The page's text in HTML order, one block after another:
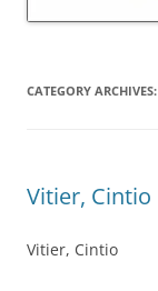
CATEGORY ARCHIVES:
Vitier, Cintio
Vitier, Cintio